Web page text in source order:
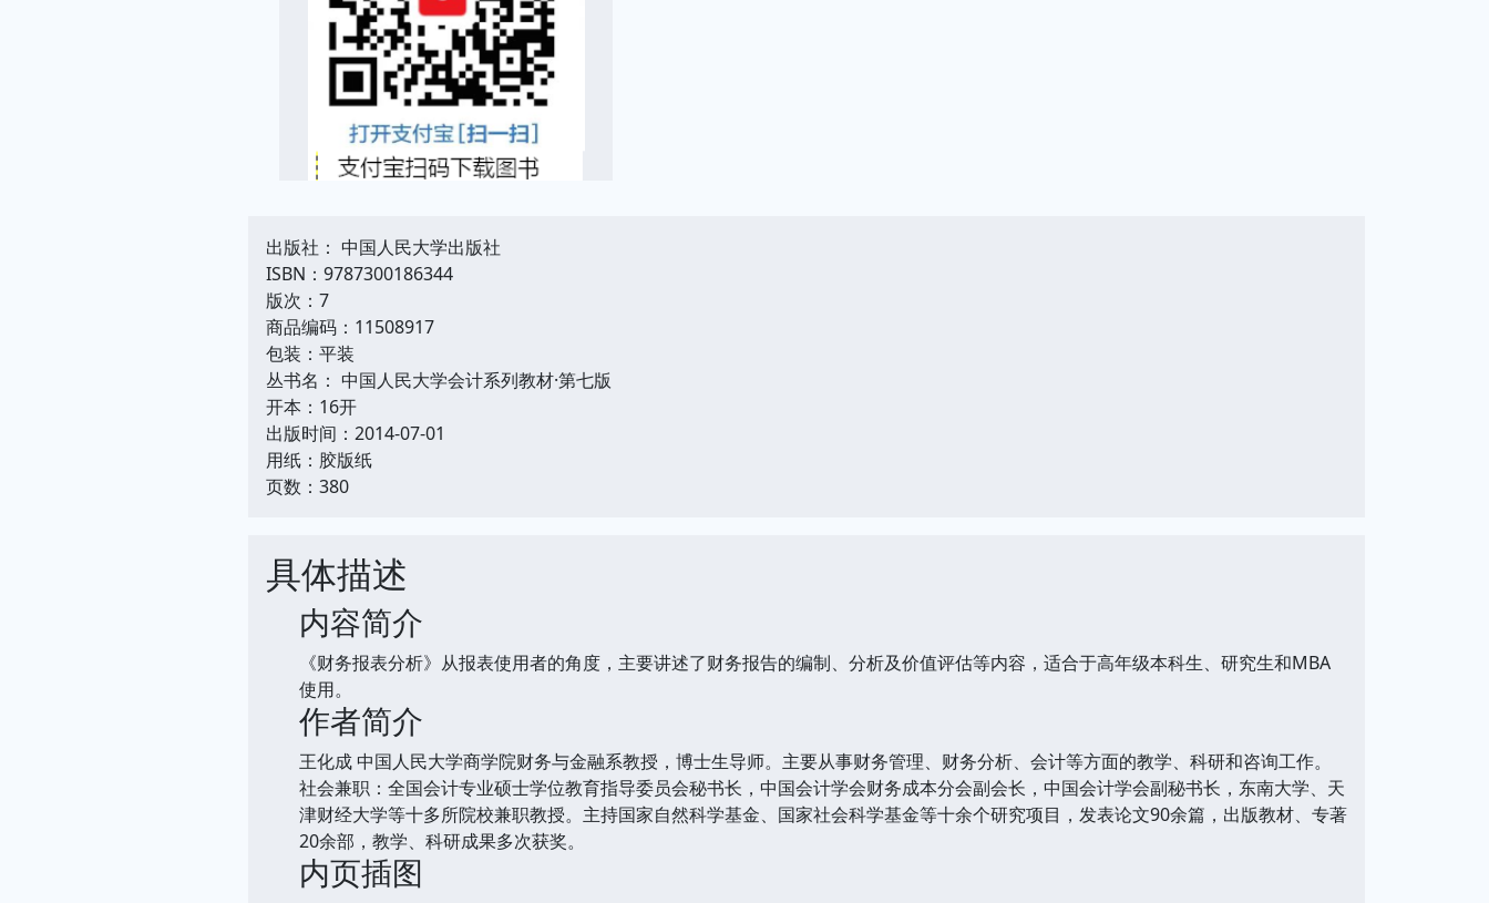
出版社： 中国人民大学出版社
ISBN：9787300186344
版次：7
商品编码：11508917
包装：平装
丛书名： 中国人民大学会计系列教材·第七版
开本：16开
出版时间：2014-07-01
用纸：胶版纸
页数：380
具体描述
内容简介
《财务报表分析》从报表使用者的角度，主要讲述了财务报告的编制、分析及价值评估等内容，适合于高年级本科生、研究生和MBA
使用。
作者简介
王化成 中国人民大学商学院财务与金融系教授，博士生导师。主要从事财务管理、财务分析、会计等方面的教学、科研和咨询工作。
社会兼职：全国会计专业硕士学位教育指导委员会秘书长，中国会计学会财务成本分会副会长，中国会计学会副秘书长，东南大学、天
津财经大学等十多所院校兼职教授。主持国家自然科学基金、国家社会科学基金等十余个研究项目，发表论文90余篇，出版教材、专著
20余部，教学、科研成果多次获奖。
内页插图